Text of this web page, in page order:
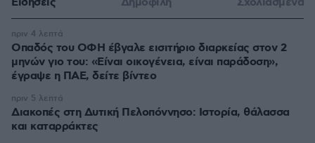
Οπαδός του ΟΦΗ έβγαλε εισιτήριο διαρκείας στον 2
μηνών γιο του: «Είναι οικογένεια, είναι παράδοση»,
έγραψε η ΠΑΕ, δείτε βίντεο
πριν 4 λεπτά
Διακοπές στη Δυτική Πελοπόννησο: Ιστορία, θάλασσα
και καταρράκτες
πριν 5 λεπτά